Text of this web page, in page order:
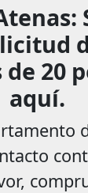
de 20
aquí.